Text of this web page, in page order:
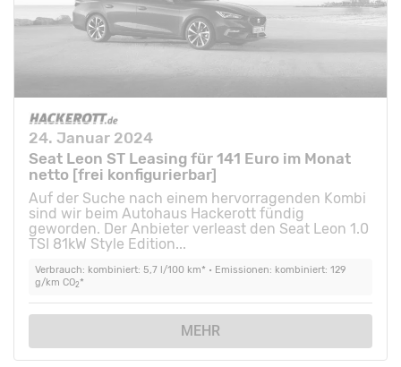
24. Januar 2024
Seat Leon ST Leasing für 141 Euro im Monat
netto [frei konfigurierbar]
Auf der Suche nach einem hervorragenden Kombi
sind wir beim Autohaus Hackerott fündig
geworden. Der Anbieter verleast den Seat Leon 1.0
TSI 81kW Style Edition...
Verbrauch: kombiniert: 5,7 l/100 km* • Emissionen: kombiniert: 129
g/km CO2*
MEHR